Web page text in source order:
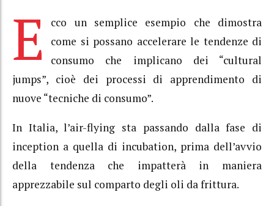
E
cco un semplice esempio che dimostra
come si possano accelerare le tendenze di
consumo che implicano dei “cultural
jumps”, cioè dei processi di apprendimento di
nuove “tecniche di consumo”.
In Italia, l’air-flying sta passando dalla fase di
inception a quella di incubation, prima dell’avvio
della tendenza che impatterà in maniera
apprezzabile sul comparto degli oli da frittura.